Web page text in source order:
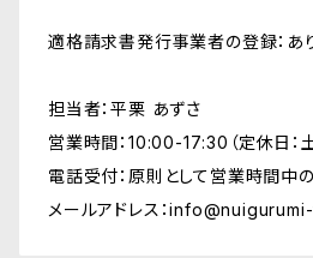
適格請求書発行事業者の登録：あ
担当者：平栗 あずさ
営業時間：10:00-17:30（定休日：土
電話受付：原則として営業時間中
メールアドレス：